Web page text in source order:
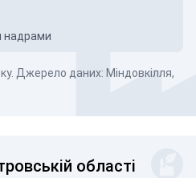
надрами
Джерело даних: Міндовкілля,
області